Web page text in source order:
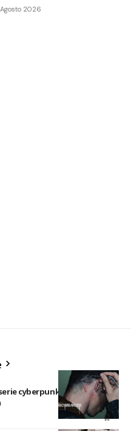
2026
cyberpunk